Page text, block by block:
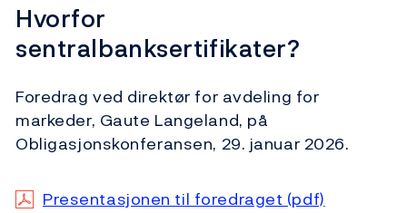
Hvorfor
sentralbanksertifikater?
Foredrag ved direktør for avdeling for
markeder, Gaute Langeland, på
Obligasjonskonferansen, 29. januar 2026.
Presentasjonen til foredraget (pdf)